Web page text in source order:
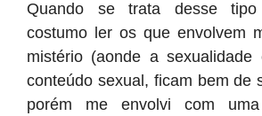
Quando se trata desse tipo
costumo ler os que envolvem
mistério (aonde a
conteúdo sexual, ficam bem de
porém me envolvi com